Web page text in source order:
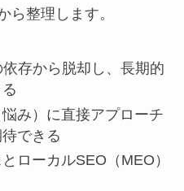
ら整理します。
存から脱却し、長期的
み）に直接アプローチ
できる
ローカルSEO（MEO）